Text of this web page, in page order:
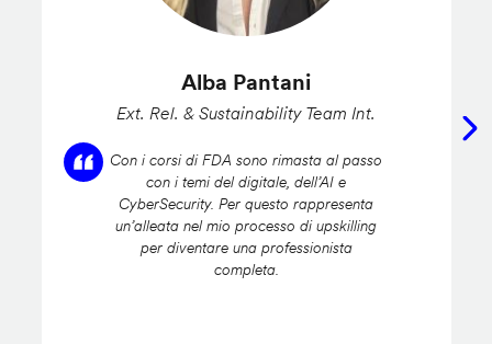
Alba Pantani
Ext. Rel. & Sustainability Team Int.
Con i corsi di FDA sono rimasta al passo
con i temi del digitale, dell’AI e
CyberSecurity. Per questo rappresenta
un’alleata nel mio processo di upskilling
per diventare una professionista
completa.